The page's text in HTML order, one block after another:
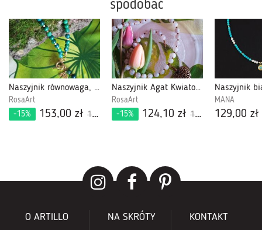
spodobać
Naszyjnik równowaga, Zielone Agaty
RosaArt
-15%
153,00 zł 180,00 zł
Naszyjnik Agat Kwiatowy
RosaArt
-15%
124,10 zł 146,00 zł
MANA
129,00 zł
O ARTILLO NA SKRÓTY KONTAKT